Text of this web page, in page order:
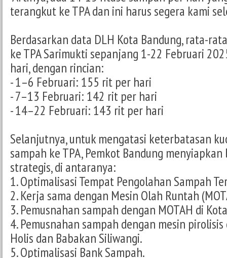
terangkut ke TPA dan ini harus segera kami
Berdasarkan data DLH Kota Bandung, rata-
ke TPA Sarimukti sepanjang 1-22 Februari
hari, dengan rincian:
- 1–6 Februari: 155 rit per hari
- 7–13 Februari: 142 rit per hari
- 14–22 Februari: 143 rit per hari
Selanjutnya, untuk mengatasi keterbatasan
sampah ke TPA, Pemkot Bandung
strategis, di antaranya:
1. Optimalisasi Tempat Pengolahan Sampah
2. Kerja sama dengan Mesin Olah Runtah
3. Pemusnahan sampah dengan MOTAH di
4. Pemusnahan sampah dengan mesin pirolisis
Holis dan Babakan Siliwangi.
5. Optimalisasi Bank Sampah.